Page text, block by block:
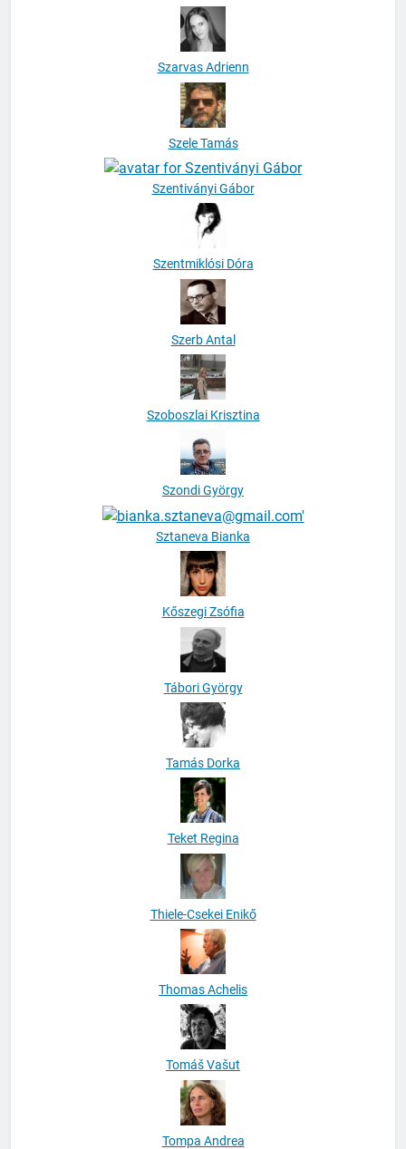
Szarvas Adrienn
Szele Tamás
Szentiványi Gábor
Szentmiklósi Dóra
Szerb Antal
Szoboszlai Krisztina
Szondi György
Sztaneva Bianka
Kőszegi Zsófia
Tábori György
Tamás Dorka
Teket Regina
Thiele-Csekei Enikő
Thomas Achelis
Tomáš Vašut
Tompa Andrea